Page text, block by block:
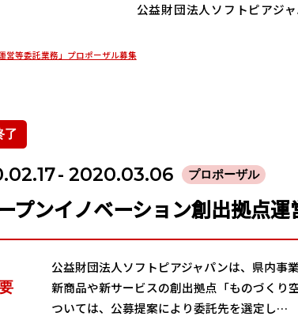
営等委託業務」プロポーザル募集
公益財団法人ソフトピアジ
了
- 2020.03.06 プロポーザル
ープンイノベーション創出拠点
公益財団法人ソフトピアジャパンは、県内事
新商品や新サービスの創出拠点「ものづくり
ついては、公募提案により委託先を選定し…